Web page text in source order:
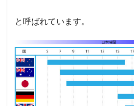
と呼ばれています。